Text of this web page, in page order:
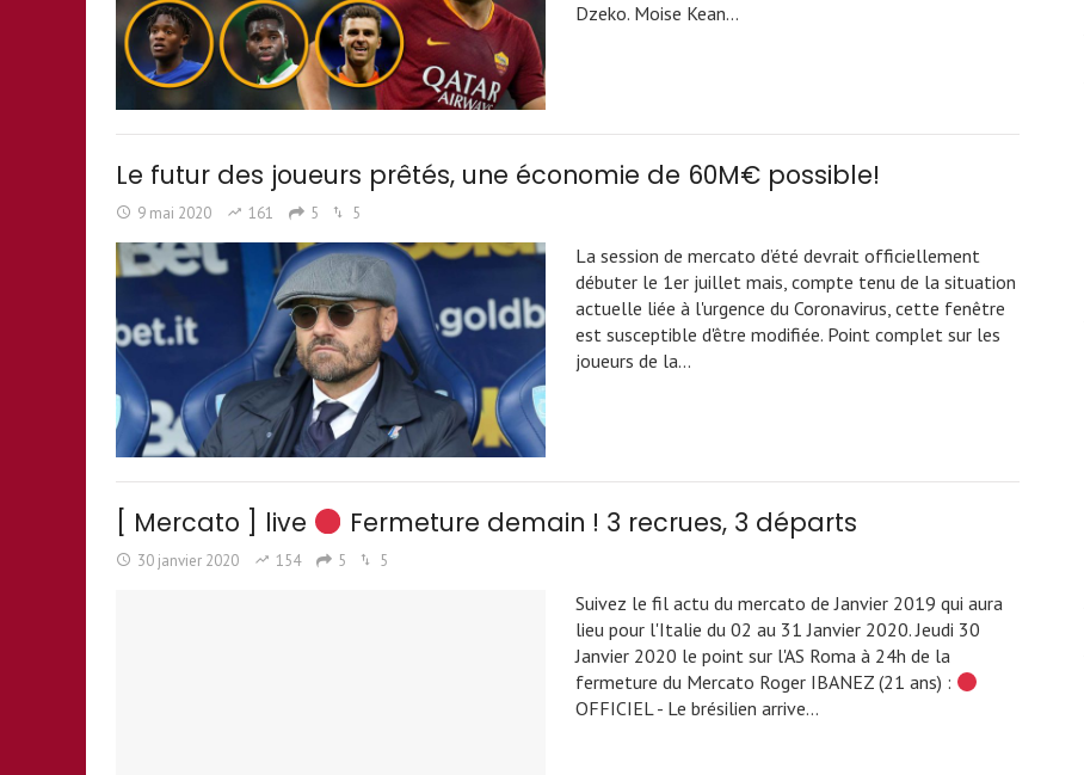
Dzeko. Moise Kean…
Le futur des joueurs prêtés, une économie de 60M€ possible!
9 mai 2020 161 5 5
La session de mercato d’été devrait officiellement
débuter le 1er juillet mais, compte tenu de la situation
actuelle liée à l'urgence du Coronavirus, cette fenêtre
est susceptible d'être modifiée. Point complet sur les
joueurs de la…
[ Mercato ] live Fermeture demain ! 3 recrues, 3 départs
30 janvier 2020 154 5 5
Suivez le fil actu du mercato de Janvier 2019 qui aura
lieu pour l'Italie du 02 au 31 Janvier 2020. Jeudi 30
Janvier 2020 le point sur l'AS Roma à 24h de la
fermeture du Mercato Roger IBANEZ (21 ans) :
OFFICIEL - Le brésilien arrive…